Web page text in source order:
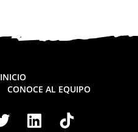
INICIO
CONOCE AL EQUIPO